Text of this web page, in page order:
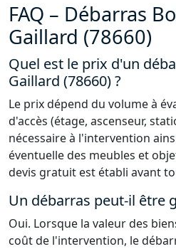
FAQ – Débarras
Gaillard (78660)
Quel est le prix d'un
Gaillard (78660) ?
Le prix dépend du volume à
d'accès (étage, ascenseur,
nécessaire à l'intervention
éventuelle des meubles et
devis gratuit est établi avant
Un débarras peut-il être
Oui. Lorsque la valeur des
coût de l'intervention, le